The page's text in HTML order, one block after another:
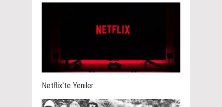
Netflix'te Yeniler...